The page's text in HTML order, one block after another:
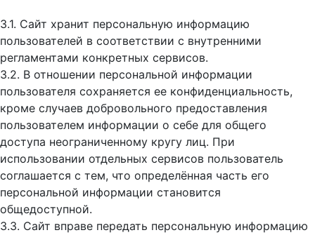
3.1. Сайт хранит персональную информацию
пользователей в соответствии с внутренними
регламентами конкретных сервисов.
3.2. В отношении персональной информации
пользователя сохраняется ее конфиденциальность,
кроме случаев добровольного предоставления
пользователем информации о себе для общего
доступа неограниченному кругу лиц. При
использовании отдельных сервисов пользователь
соглашается с тем, что определённая часть его
персональной информации становится
общедоступной.
3.3. Сайт вправе передать персональную информацию